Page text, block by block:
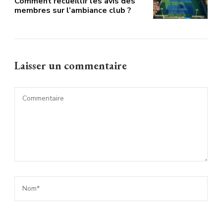
membres sur l’ambiance club ?
Laisser un commentaire